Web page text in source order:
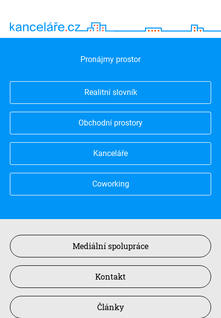
Pronájmy prostor
Realitní slovník
Obchodní prostory
Kanceláře
Coworking
Mediální spolupráce
Kontakt
Články